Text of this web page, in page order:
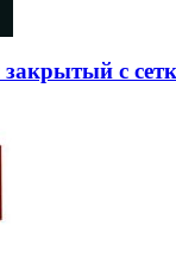
с